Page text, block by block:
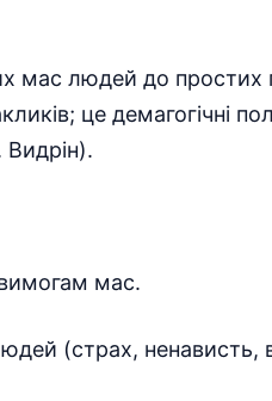
мас людей до простих
це демагогічні
Видрін).
вимогам мас.
(страх, ненависть,